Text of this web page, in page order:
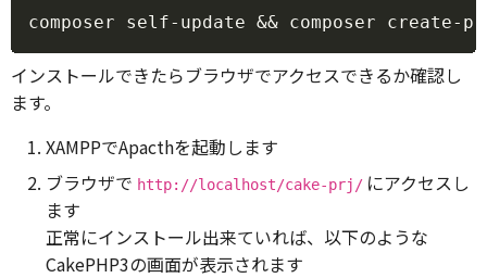
Copy
インストールできたらブラウザでアクセスできるか確認し
ます。
XAMPPでApacthを起動します
ブラウザで http://localhost/cake-prj/ にアクセスし
ます
正常にインストール出来ていれば、以下のような
CakePHP3の画面が表示されます